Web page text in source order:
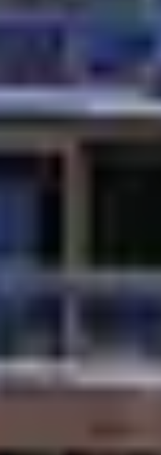
Location
Location